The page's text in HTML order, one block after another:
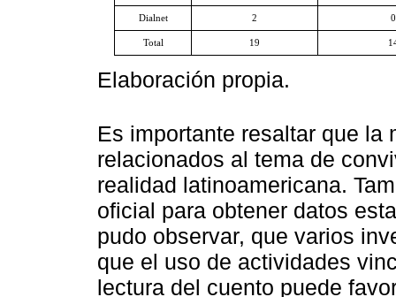
Dialnet 2 0
Total 19
Elaboración propia.
Es importante resaltar que la
relacionados al tema de
realidad latinoamericana.
oficial para obtener datos
pudo observar, que varios
que el uso de actividades
lectura del cuento puede